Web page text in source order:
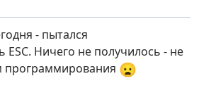
- пытался
Ничего не получилось - не
программирования 😦